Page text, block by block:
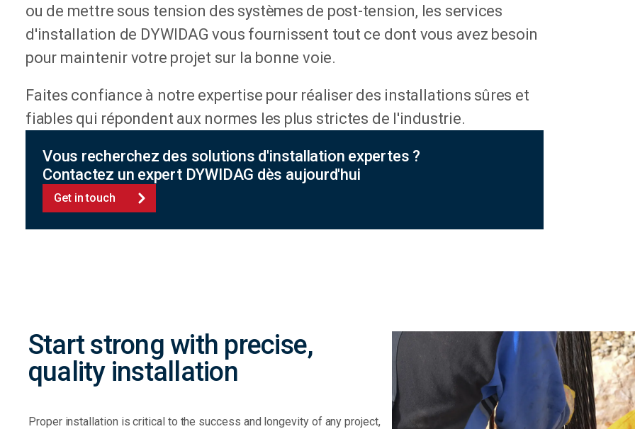
ou de mettre sous tension des systèmes de post-tension, les services
d'installation de DYWIDAG vous fournissent tout ce dont vous avez besoin
pour maintenir votre projet sur la bonne voie.
Faites confiance à notre expertise pour réaliser des installations sûres et
fiables qui répondent aux normes les plus strictes de l'industrie.
Vous recherchez des solutions d'installation expertes ?
Contactez un expert DYWIDAG dès aujourd'hui
Get in touch
Start strong with precise,
quality installation
Proper installation is critical to the success and longevity of any project,